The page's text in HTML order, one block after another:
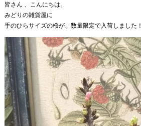
皆さん 、こんにちは。
みどりの雑貨屋に
手のひらサイズの桜が、数量限定で入荷しました！